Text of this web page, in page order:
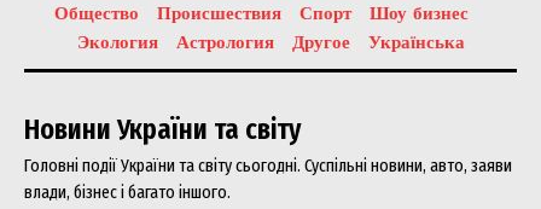
Общество
Происшествия Спорт
Шоу бизнес
Экология
Астрология Другое Українська
Новини України та світу
Головні події України та світу сьогодні. Суспільні новини, авто, заяви
влади, бізнес і багато іншого.